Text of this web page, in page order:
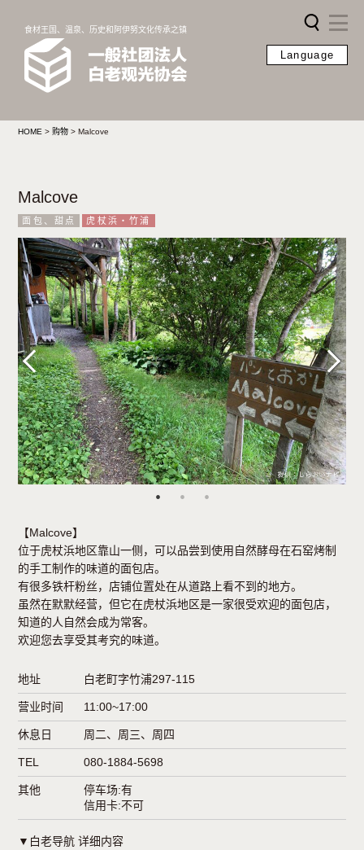
Language
食材王国、温泉、历史和阿伊努文化传承之镇
HOME >购物 >Malcove
Malcove
面包、甜点 虎杖浜・竹浦
Previous Next
【Malcove】
位于虎杖浜地区靠山一侧，可以品尝到使用自然酵母在石窑烤制
的手工制作的味道的面包店。
有很多铁杆粉丝，店铺位置处在从道路上看不到的地方。
虽然在默默经营，但它在虎杖浜地区是一家很受欢迎的面包店，
知道的人自然会成为常客。
欢迎您去享受其考究的味道。
地址 白老町字竹浦297-115
营业时间 11:00~17:00
休息日 周二、周三、周四
TEL 080-1884-5698
其他
停车场:有
信用卡:不可
▼白老导航 详细内容